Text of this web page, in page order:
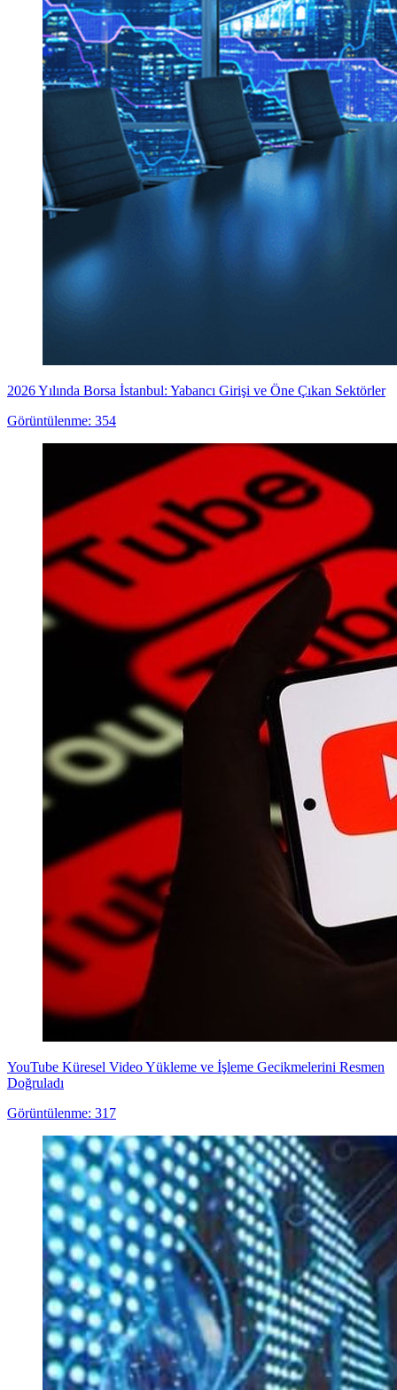
2026 Yılında Borsa İstanbul: Yabancı Girişi ve Öne Çıkan Sektörler
Görüntülenme: 354
YouTube Küresel Video Yükleme ve İşleme Gecikmelerini Resmen
Doğruladı
Görüntülenme: 317